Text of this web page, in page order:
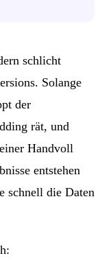
schlicht
Solange
der
rät, und
Handvoll
entstehen
schnell die Daten